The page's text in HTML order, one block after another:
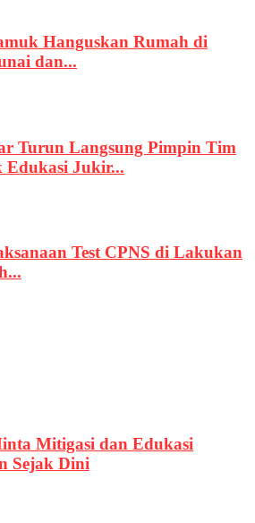
Hanguskan Rumah di
dan...
Turun Langsung Pimpin Tim
Jukir...
Test CPNS di Lakukan
Mitigasi dan Edukasi
Sejak Dini